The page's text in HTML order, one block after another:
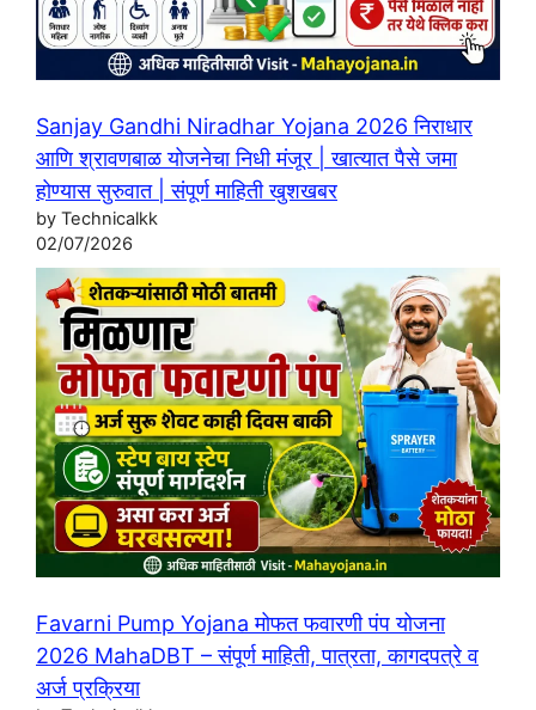
Sanjay Gandhi Niradhar Yojana 2026 निराधार
आणि श्रावणबाळ योजनेचा निधी मंजूर | खात्यात पैसे जमा
होण्यास सुरुवात | संपूर्ण माहिती खुशखबर
by Technicalkk
02/07/2026
Favarni Pump Yojana मोफत फवारणी पंप योजना
2026 MahaDBT – संपूर्ण माहिती, पात्रता, कागदपत्रे व
अर्ज प्रक्रिया